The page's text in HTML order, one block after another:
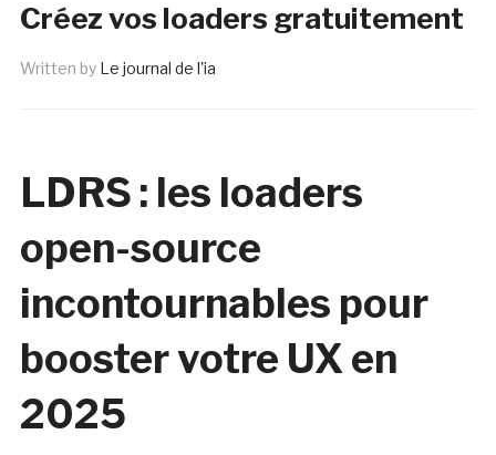
Créez vos loaders gratuitement
Written by Le journal de l'ia
LDRS : les loaders
open-source
incontournables pour
booster votre UX en
2025